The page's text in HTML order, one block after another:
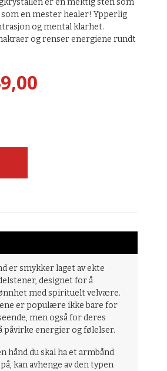
er en mektig sten som
en mester healer! Ypperlig
og mental klarhet.
og renser energiene rundt
er smykker laget av ekte
designet for å
med spirituelt velvære.
er populære ikke bare for
men også for deres
påvirke energier og følelser.
hånd du skal ha et armbånd
kan avhenge av den typen